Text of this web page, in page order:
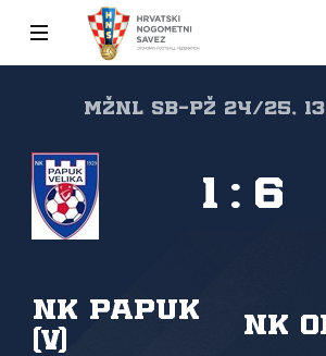
MŽNL SB-PŽ 24/25,
NK Papuk
(V)
NK
1 : 6